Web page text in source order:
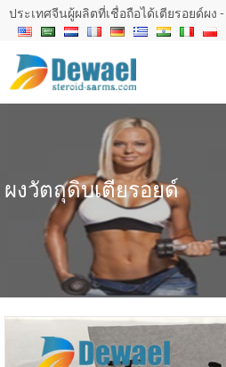
ประเทศจีนผู้ผลิตที่เชื่อถือได้เตียรอยด์ผง
ผงวัตถุดิบเตียรอยด์